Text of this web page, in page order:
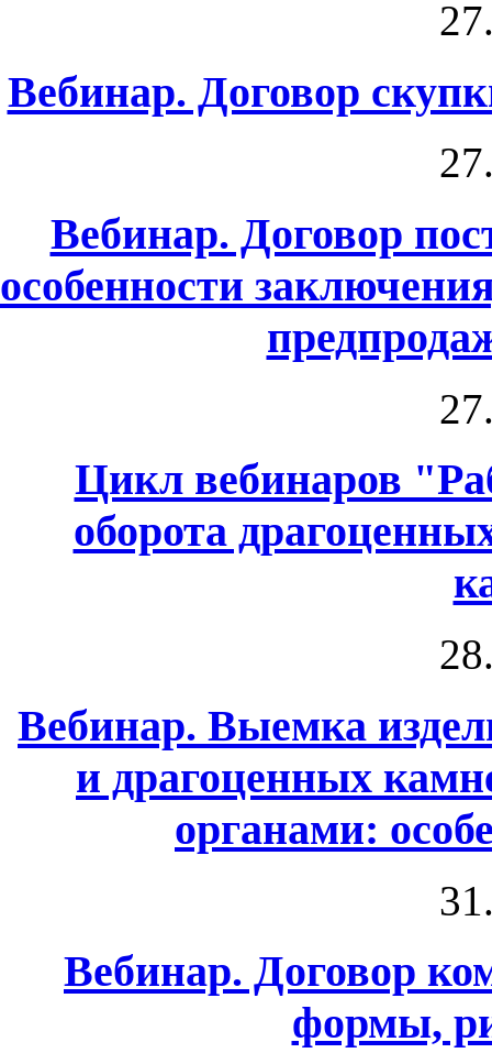
Вебинар. Договор
Вебинар. Договор
особенности
Цикл вебинаров
оборота
Вебинар. Выемка
и драгоценных
органами:
Вебинар. Договор
формы,